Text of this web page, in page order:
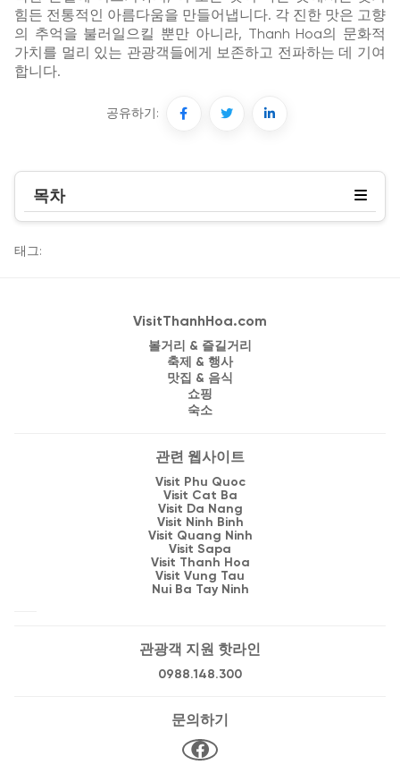
힘든 전통적인 아름다움을 만들어냅니다. 각 진한 맛은 고향
의 추억을 불러일으킬 뿐만 아니라, Thanh Hoa의 문화적
가치를 멀리 있는 관광객들에게 보존하고 전파하는 데 기여
합니다.
공유하기:
목차
태그:
VisitThanhHoa.com
볼거리 & 즐길거리
축제 & 행사
맛집 & 음식
쇼핑
숙소
관련 웹사이트
Visit Phu Quoc
Visit Cat Ba
Visit Da Nang
Visit Ninh Binh
Visit Quang Ninh
Visit Sapa
Visit Thanh Hoa
Visit Vung Tau
Nui Ba Tay Ninh
관광객 지원 핫라인
0988.148.300
문의하기